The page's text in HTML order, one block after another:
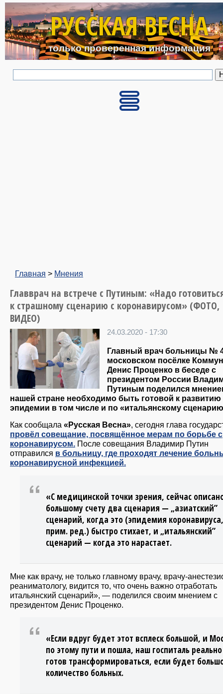
Перейти к основному
РУССКАЯ ВЕСНА
только проверенная информация
Главная > Мнения
Главврач на встрече с Путиным: «Надо
к страшному сценарию с коронавирусом» (ФОТО,
ВИДЕО)
24.03.2020 - 17:30
Главный врач больницы №
московском посёлке
Денис Проценко в беседе с
президентом России
Путиным поделился
нашей стране необходимо быть готовой к развитию
эпидемии в том числе и по «итальянскому
Как сообщала «Русская Весна», сегодня глава
провёл совещание, посвящённое мерам по борьбе с
коронавирусом. После совещания Владимир Путин
отправился в больницу, где проходят лечение
коронавирусной инфекцией.
«С медицинской точки зрения, сейчас
большому счету два сценария — „азиатский”
сценарий, когда это (эпидемия
прим. ред.) быстро стихает, и „итальянский”
сценарий — когда это нарастает.
Мне как врачу, не только главному врачу, врачу-
реаниматологу, видится то, что очень важно отработать
итальянский сценарий», — поделился своим мнением с
президентом Денис Проценко.
«Если вдруг будет этот всплеск большой, и
по этому пути и пошла, наш госпиталь реально
готов трансформироваться, если будет
количество больных.